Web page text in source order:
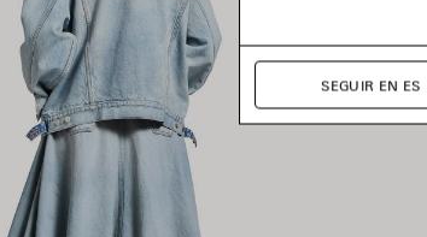
SEGUIR EN ES